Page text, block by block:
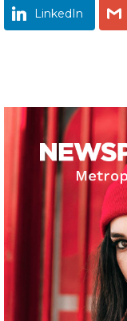
LinkedIn